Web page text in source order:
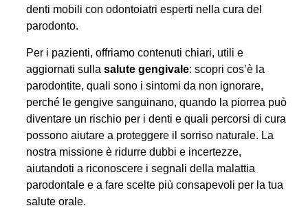
denti mobili con odontoiatri esperti nella cura del
parodonto.
Per i pazienti, offriamo contenuti chiari, utili e
aggiornati sullasalute gengivale: scopri cos’è la
parodontite, quali sono i sintomi da non ignorare,
perché le gengive sanguinano, quando la piorrea può
diventare un rischio per i denti e quali percorsi di cura
possono aiutare a proteggere il sorriso naturale. La
nostra missione è ridurre dubbi e incertezze,
aiutandoti a riconoscere i segnali della malattia
parodontale e a fare scelte più consapevoli per la tua
salute orale.